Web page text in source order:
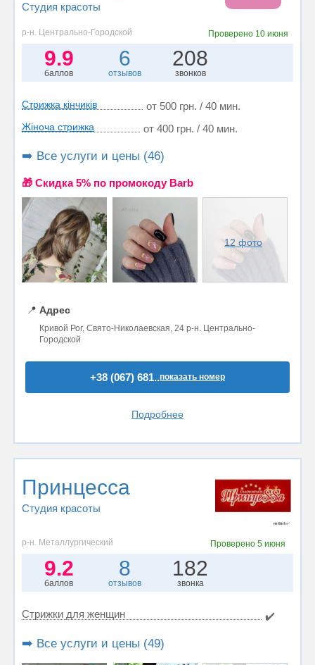
Студия красоты
р-н. Центрально-Городской Проверено 10 июня
9.9
баллов
6
отзывов
208
звонков
Стрижка кінчиків от 500 грн. / 40 мин.
Жіноча стрижка от 400 грн. / 40 мин.
➡️ Все услуги и цены (46)
🎁 Cкидка 5% по промокоду Barb
12 фото
📍 Адрес
Кривой Рог, Свято-Николаевская, 24 р-н. Центрально-
Городской
+38 (067) 681..показать номер
Подробнее
Принцесса
Студия красоты
р-н. Металлургический Проверено5 июня
9.2
баллов
8
отзывов
182
звонка
Стрижки для женщин ✔️
➡️ Все услуги и цены (49)